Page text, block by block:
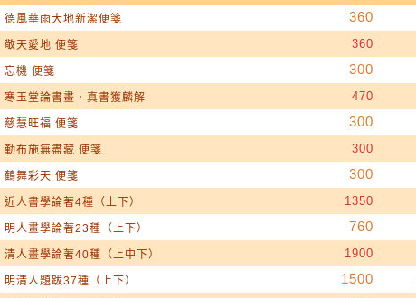
德風華雨大地新潔便箋 360
敬天愛地 便箋 360
忘機 便箋 300
寒玉堂論書畫．真書獲麟解 470
慈慧旺福 便箋 300
勤布施無盡藏 便箋 300
鶴舞彩天 便箋 300
近人書學論著4種（上下） 1350
明人畫學論著23種（上下） 760
清人畫學論著40種（上中下） 1900
明清人題跋37種（上下） 1500